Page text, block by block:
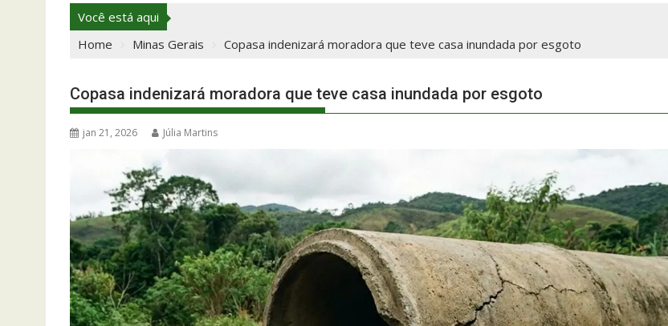
Você está aqui
Home
Minas Gerais Copasa indenizará moradora que teve casa inundada por esgoto
Copasa indenizará moradora que teve casa inundada por esgoto
jan 21, 2026 Júlia Martins